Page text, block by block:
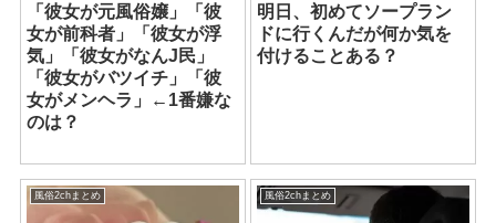
「彼女が元風俗嬢」「彼
女が前科者」「彼女が浮
気」「彼女がなんJ民」
「彼女がバツイチ」「彼
女がメンヘラ」←1番嫌な
のは？
明日、初めてソープラン
ドに行くんだが何か気を
付けることある？
風俗2chまとめ 風俗2chまとめ